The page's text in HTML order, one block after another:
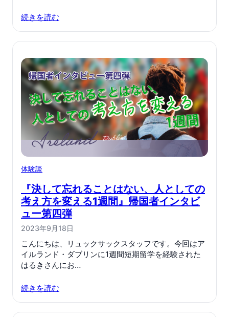
続きを読む
体験談
『決して忘れることはない、人としての
考え方を変える1週間』帰国者インタビ
ュー第四弾
2023年9月18日
こんにちは、リュックサックスタッフです。今回はア
イルランド・ダブリンに1週間短期留学を経験された
はるきさんにお…
続きを読む